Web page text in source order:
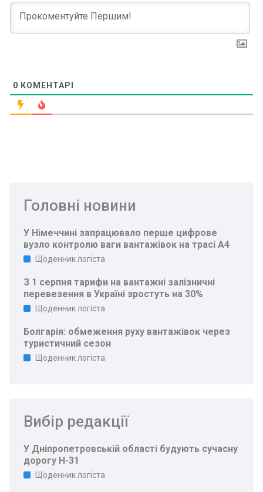
0 КОМЕНТАРІ
Головні новини
У Німеччині запрацювало перше цифрове
вузло контролю ваги вантажівок на трасі A4
Щоденник логіста
З 1 серпня тарифи на вантажні залізничні
перевезення в Україні зростуть на 30%
Щоденник логіста
Болгарія: обмеження руху вантажівок через
туристичний сезон
Щоденник логіста
Вибір редакції
У Дніпропетровській області будують сучасну
дорогу Н-31
Щоденник логіста